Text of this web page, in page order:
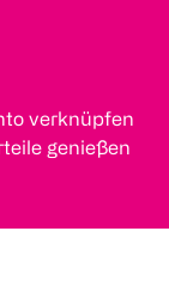
verknüpfen
genießen